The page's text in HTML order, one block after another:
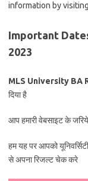
information by visiting
Important
2023
MLS University BA
दिया है
आप हमारी वेबसाइट के
हम यह पर आपको
से अपना रिजल्ट चेक करे